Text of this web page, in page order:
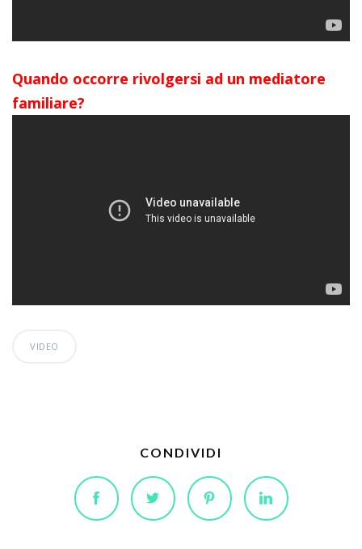
Quando occorre rivolgersi ad un mediatore
familiare?
VIDEO
CONDIVIDI